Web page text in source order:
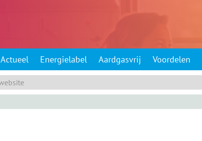
Actueel Energielabel Aardgasvrij Voordelen